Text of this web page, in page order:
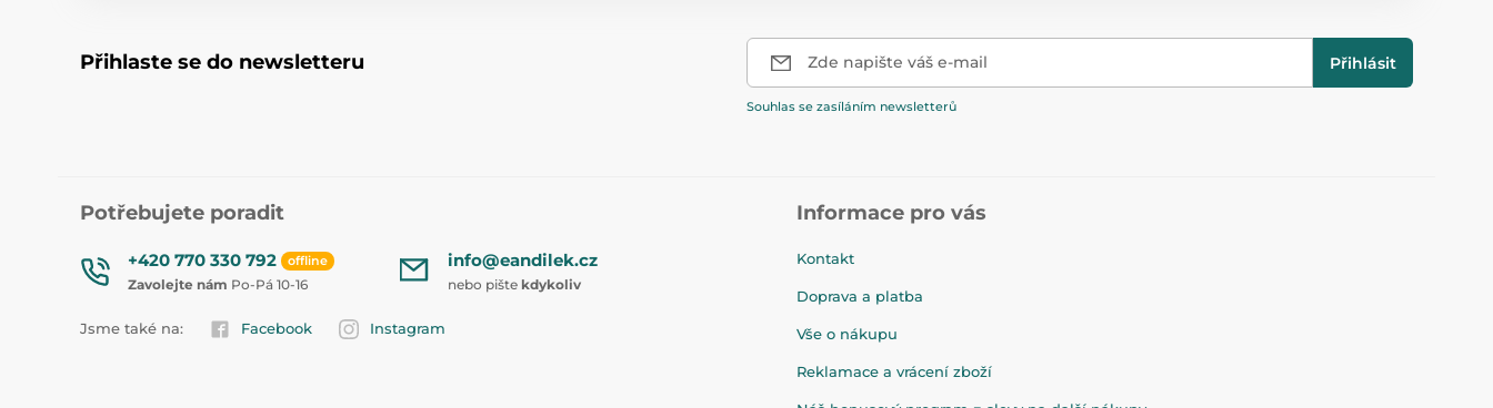
Přihlaste se do newsletteru Zde napište váš e-mail Přihlásit
Souhlas se zasíláním newsletterů
Potřebujete poradit
+420 770 330 792 offline
Zavolejte nám Po-Pá 10-16
info@eandilek.cz
nebo pište kdykoliv
Jsme také na: Facebook Instagram
Informace pro vás
Kontakt
Doprava a platba
Vše o nákupu
Reklamace a vrácení zboží